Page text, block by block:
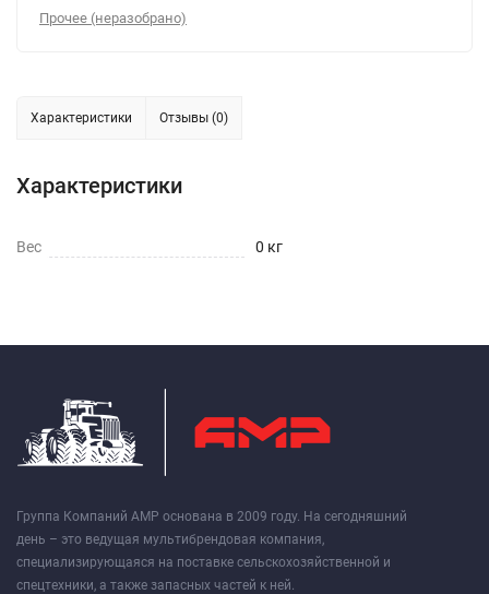
Прочее (неразобрано)
Характеристики Отзывы (0)
Характеристики
Вес 0 кг
Группа Компаний АМР основана в 2009 году. На сегодняшний
день – это ведущая мультибрендовая компания,
специализирующаяся на поставке сельскохозяйственной и
спецтехники, а также запасных частей к ней.